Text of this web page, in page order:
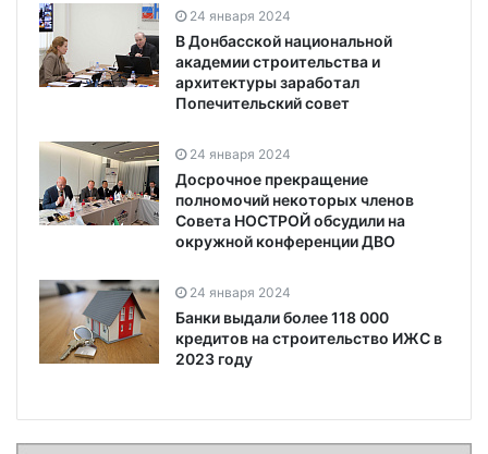
24 января 2024
В Донбасской национальной
академии строительства и
архитектуры заработал
Попечительский совет
24 января 2024
Досрочное прекращение
полномочий некоторых членов
Совета НОСТРОЙ обсудили на
окружной конференции ДВО
24 января 2024
Банки выдали более 118 000
кредитов на строительство ИЖС в
2023 году